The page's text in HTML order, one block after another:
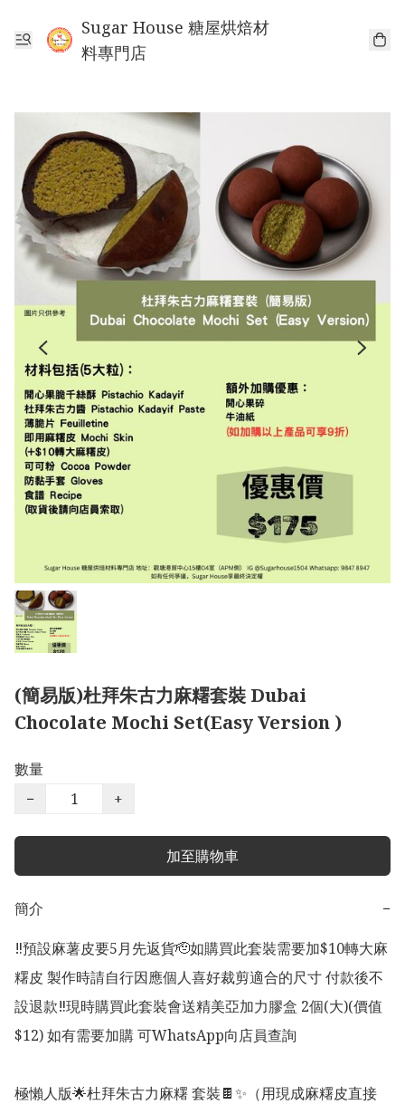
Sugar House 糖屋烘焙材
料專門店
(簡易版)杜拜朱古力麻糬套裝 Dubai
Chocolate Mochi Set(Easy Version )
數量
−
+
加至購物車
簡介
−
‼️預設麻薯皮要5月先返貨🫡如購買此套裝需要加$10轉大麻
糬皮 製作時請自行因應個人喜好裁剪適合的尺寸 付款後不
設退款‼️現時購買此套裝會送精美亞加力膠盒 2個(大)(價值
$12) 如有需要加購 可WhatsApp向店員查詢
極懶人版🌟杜拜朱古力麻糬 套裝🍫✨（用現成麻糬皮直接